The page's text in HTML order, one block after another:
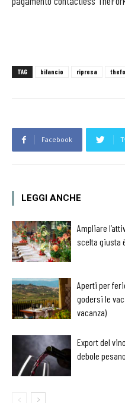
TAG bilancio ripresa
Facebook
LEGGI ANCHE
Ampliare
scelta giusta
Aperti per
godersi le
vacanza)
Export del
debole